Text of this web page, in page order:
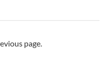
page.